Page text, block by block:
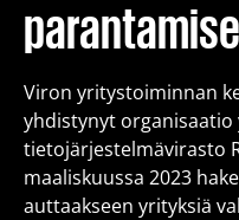
Kirjoitukset
Yhteystiedot
Est Eng Fin
Viron yritystoiminnan
yhdistynyt organisaatio
tietojärjestelmävirasto
maaliskuussa 2023
auttaakseen yrityksiä